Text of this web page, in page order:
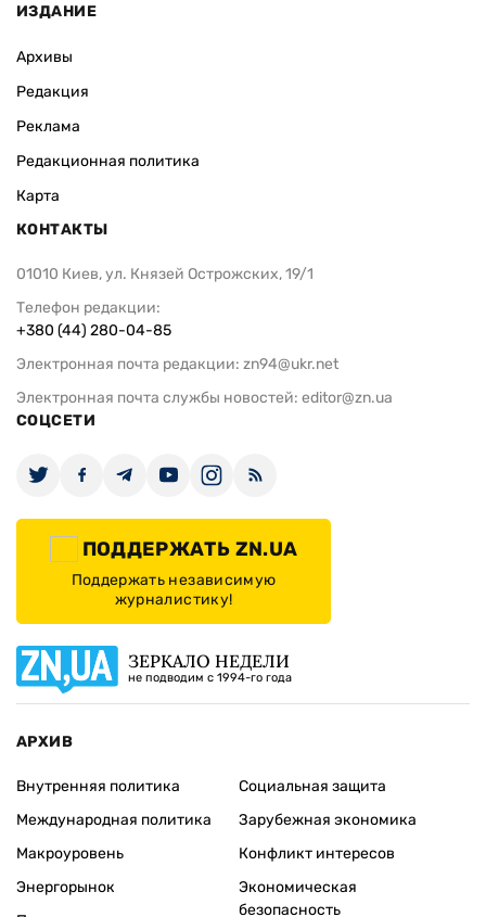
ИЗДАНИЕ
Архивы
Редакция
Реклама
Редакционная политика
Карта
КОНТАКТЫ
01010 Киев, ул. Князей Острожских, 19/1
Телефон редакции:
+380 (44) 280-04-85
Электронная почта редакции: zn94@ukr.net
Электронная почта службы новостей: editor@zn.ua
СОЦСЕТИ
ПОДДЕРЖАТЬ ZN.UA
Поддержать независимую
журналистику!
ЗЕРКАЛО НЕДЕЛИ
не подводим с 1994-го года
АРХИВ
Внутренняя политика
Международная политика
Макроуровень
Энергорынок
Социальная защита
Зарубежная экономика
Конфликт интересов
Экономическая
безопасность